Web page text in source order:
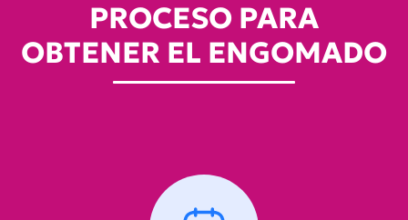
PROCESO PARA
OBTENER EL ENGOMADO